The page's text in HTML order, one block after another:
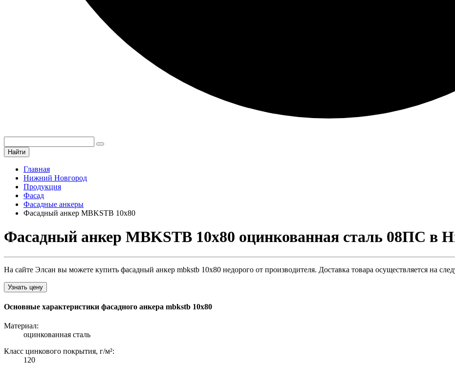
Найти
Главная
Нижний Новгород
Продукция
Фасад
Фасадные анкеры
Фасадный анкер MBKSTB 10х80
Фасадный анкер MBKSTB 10х80 оцинкованная сталь 08ПС в
На сайте Элсан вы можете купить фасадный анкер mbkstb 10х80 недорого от производителя. Доставка товара осуществляется на
Узнать цену
Основные характеристики фасадного анкера mbkstb 10х80
Материал:
оцинкованная сталь
Класс цинкового покрытия, г/м²:
120